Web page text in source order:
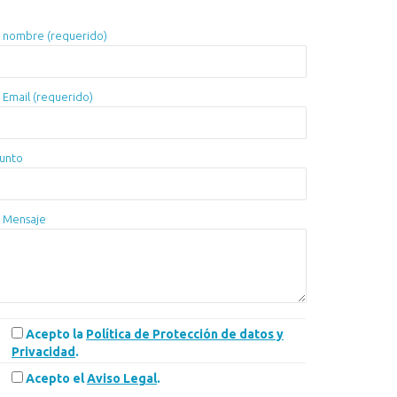
nombre (requerido)
Email (requerido)
Mensaje
Acepto la Política de Protección de datos y
Privacidad .
Acepto elAviso Legal.